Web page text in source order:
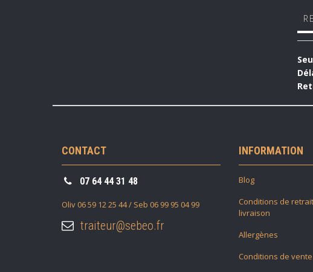
CONTACT
Oliv 06 59 12 25 44 / Seb 06 99 95 04 99
07 64 44 31 48
traiteur@sebeo.fr
INFORMATION
Blog
Conditions de
livraison
Allergènes
Conditions de vente